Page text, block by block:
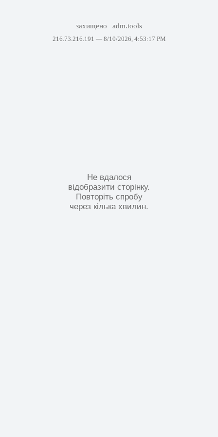
захищено adm.tools
216.73.216.191 — 8/10/2026, 4:53:17 PM
Не вдалося
відобразити сторінку.
Повторіть спробу
через кілька хвилин.